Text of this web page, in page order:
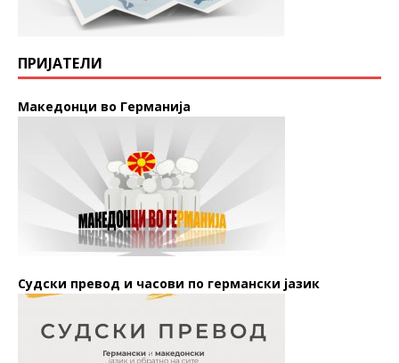
ПРИЈАТЕЛИ
Македонци во Германија
Судски превод и часови по германски јазик